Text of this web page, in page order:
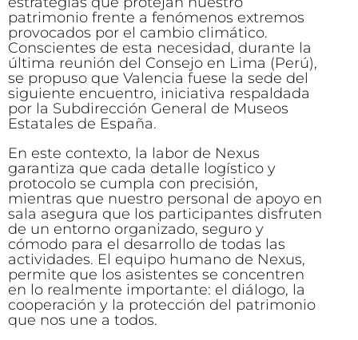
patrimonio frente a fenómenos extremos
provocados por el cambio climático.
Conscientes de esta necesidad, durante la
última reunión del Consejo en Lima (Perú),
se propuso que Valencia fuese la sede del
siguiente encuentro, iniciativa respaldada
por la Subdirección General de Museos
Estatales de España.
En este contexto, la labor de Nexus
garantiza que cada detalle logístico y
protocolo se cumpla con precisión,
mientras que nuestro personal de apoyo en
sala asegura que los participantes disfruten
de un entorno organizado, seguro y
cómodo para el desarrollo de todas las
actividades. El equipo humano de Nexus,
permite que los asistentes se concentren
en lo realmente importante: el diálogo, la
cooperación y la protección del patrimonio
que nos une a todos.